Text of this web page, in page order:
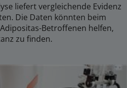
liefert vergleichende Evidenz
Die Daten könnten beim
Betroffenen helfen,
zu finden.